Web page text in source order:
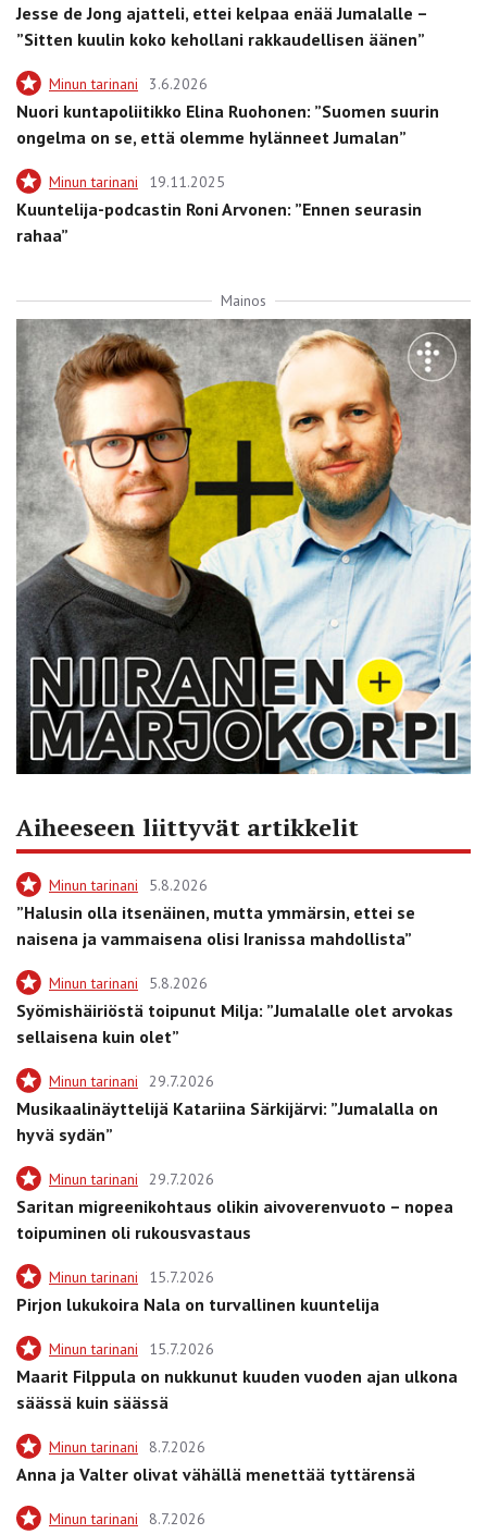
Jesse de Jong ajatteli, ettei kelpaa enää Jumalalle –
”Sitten kuulin koko kehollani rakkaudellisen äänen”
Minun tarinani 3.6.2026
Nuori kuntapoliitikko Elina Ruohonen: ”Suomen suurin
ongelma on se, että olemme hylänneet Jumalan”
Minun tarinani 19.11.2025
Kuuntelija-podcastin Roni Arvonen: ”Ennen seurasin
rahaa”
Mainos
Aiheeseen liittyvät artikkelit
Minun tarinani 5.8.2026
”Halusin olla itsenäinen, mutta ymmärsin, ettei se
naisena ja vammaisena olisi Iranissa mahdollista”
Minun tarinani 5.8.2026
Syömishäiriöstä toipunut Milja: ”Jumalalle olet arvokas
sellaisena kuin olet”
Minun tarinani 29.7.2026
Musikaalinäyttelijä Katariina Särkijärvi: ”Jumalalla on
hyvä sydän”
Minun tarinani 29.7.2026
Saritan migreenikohtaus olikin aivoverenvuoto – nopea
toipuminen oli rukousvastaus
Minun tarinani 15.7.2026
Pirjon lukukoira Nala on turvallinen kuuntelija
Minun tarinani 15.7.2026
Maarit Filppula on nukkunut kuuden vuoden ajan ulkona
säässä kuin säässä
Minun tarinani 8.7.2026
Anna ja Valter olivat vähällä menettää tyttärensä
Minun tarinani 8.7.2026